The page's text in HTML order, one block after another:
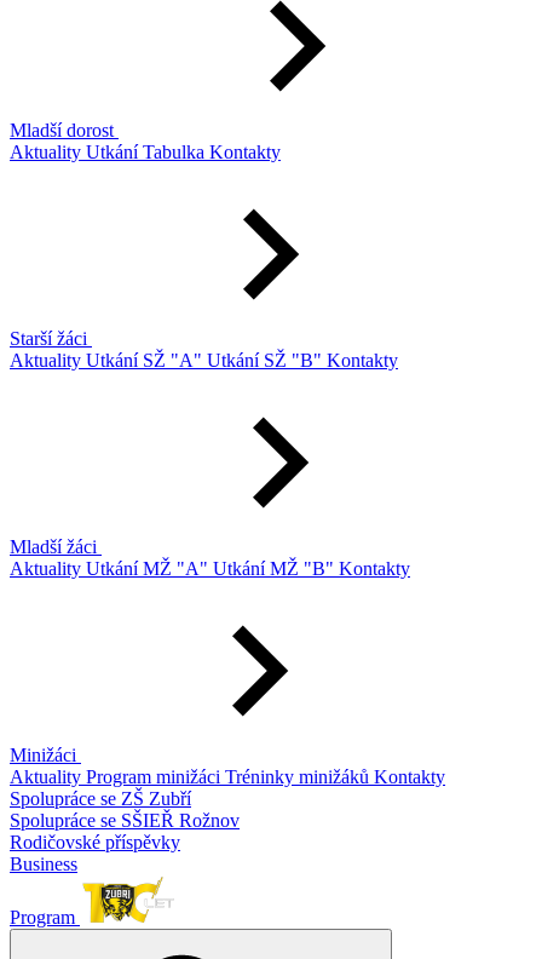
Mladší dorost
Aktuality UtkáníTabulka Kontakty
Starší žáci
Aktuality Utkání SŽ "A" Utkání SŽ "B" Kontakty
Mladší žáci
Aktuality Utkání MŽ "A" Utkání MŽ "B" Kontakty
Minižáci
Aktuality Program minižáci Tréninky minižáků Kontakty
Spolupráce se ZŠ Zubří
Spolupráce se SŠIEŘ Rožnov
Rodičovské příspěvky
Business
Program